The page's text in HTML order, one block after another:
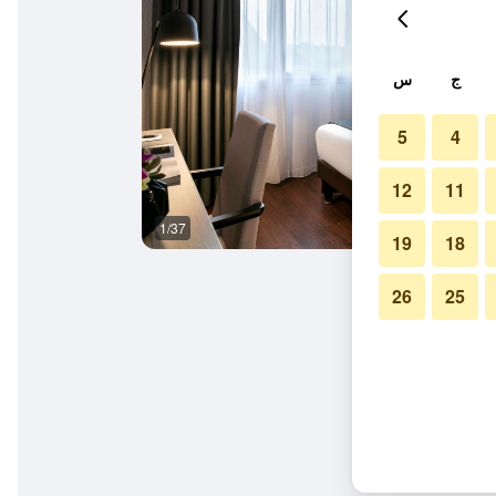
1/37
ج س
4
5
11
12
18
19
25
26